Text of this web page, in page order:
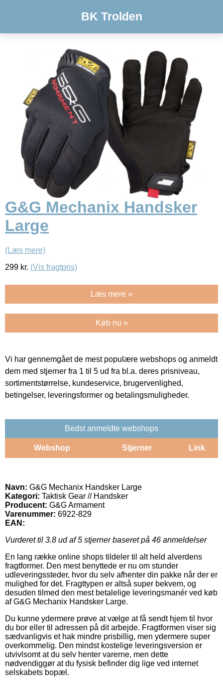
BK Trolden
G&G Mechanix Handsker
Large
(Læs mere)
299 kr. (Vis fragtpris)
Læs mere »
Køb nu »
Vi har gennemgået de mest populære webshops og anmeldt
dem med stjerner fra 1 til 5 ud fra bl.a. deres prisniveau,
sortimentstørrelse, kundeservice, brugervenlighed,
betingelser, leveringsformer og betalingsmuligheder.
Bedst anmeldte webshops
Webshop Stjerner Link
Navn: G&G Mechanix Handsker Large
Kategori: Taktisk Gear // Handsker
Producent: G&G Armament
Varenummer: 6922-829
EAN:
Vurderet til 3.8 ud af 5 stjerner baseret på 46 anmeldelser
En lang række online shops tildeler til alt held alverdens
fragtformer. Den mest benyttede er nu om stunder
udleveringssteder, hvor du selv afhenter din pakke når der er
mulighed for det. Fragttypen er altså super bekvem, og
desuden tilmed den mest betalelige leveringsmanér ved køb
af G&G Mechanix Handsker Large.
Du kunne ydermere prøve at vælge at få sendt hjem til hvor
du bor eller til adressen på dit arbejde. Fragtformen viser sig
sædvanligvis et hak mindre prisbillig, men ydermere super
overkommelig. Den mindst kostelige leveringsversion er
utvivlsomt at du selv henter varerne, men dette
nødvendiggør at du fysisk befinder dig lige ved internet
selskabets bopæl.